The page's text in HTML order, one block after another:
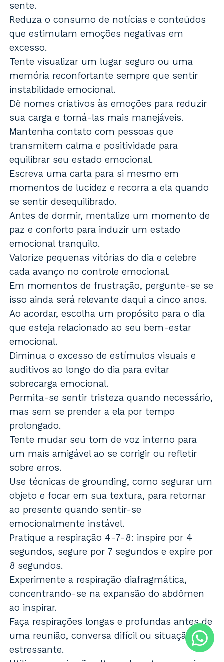
sente.
Reduza o consumo de notícias e conteúdos
que estimulam emoções negativas em
excesso.
Tente visualizar um lugar seguro ou uma
memória reconfortante sempre que sentir
instabilidade emocional.
Dê nomes criativos às emoções para reduzir
sua carga e torná-las mais manejáveis.
Mantenha contato com pessoas que
transmitem calma e positividade para
equilibrar seu estado emocional.
Escreva uma carta para si mesmo em
momentos de lucidez e recorra a ela quando
se sentir desequilibrado.
Antes de dormir, mentalize um momento de
paz e conforto para induzir um estado
emocional tranquilo.
Valorize pequenas vitórias do dia e celebre
cada avanço no controle emocional.
Em momentos de frustração, pergunte-se se
isso ainda será relevante daqui a cinco anos.
Ao acordar, escolha um propósito para o dia
que esteja relacionado ao seu bem-estar
emocional.
Diminua o excesso de estímulos visuais e
auditivos ao longo do dia para evitar
sobrecarga emocional.
Permita-se sentir tristeza quando necessário,
mas sem se prender a ela por tempo
prolongado.
Tente mudar seu tom de voz interno para
um mais amigável ao se corrigir ou refletir
sobre erros.
Use técnicas de grounding, como segurar um
objeto e focar em sua textura, para retornar
ao presente quando sentir-se
emocionalmente instável.
Pratique a respiração 4-7-8: inspire por 4
segundos, segure por 7 segundos e expire por
8 segundos.
Experimente a respiração diafragmática,
concentrando-se na expansão do abdômen
ao inspirar.
Faça respirações longas e profundas antes de
uma reunião, conversa difícil ou situação
estressante.